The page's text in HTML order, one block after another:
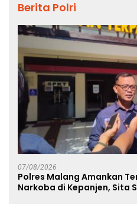
Berita Polri
07/08/2026
Polres Malang Amankan
Narkoba di Kepanjen, Sita